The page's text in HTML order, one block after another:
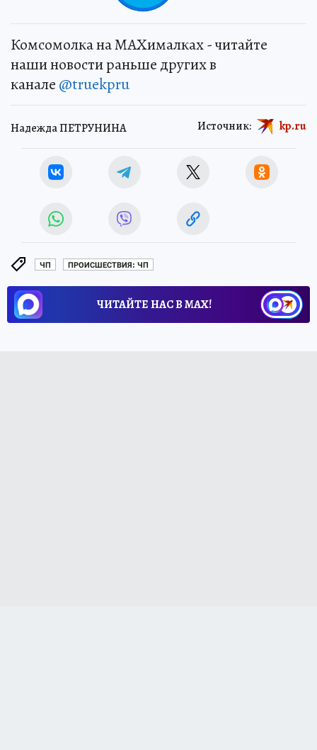
Комсомолка на MAXималках - читайте
наши новости раньше других в
канале @truekpru
Надежда ПЕТРУНИНА Источник: kp.ru
ЧП ПРОИСШЕСТВИЯ: ЧП
ЧИТАЙТЕ НАС В МАХ!